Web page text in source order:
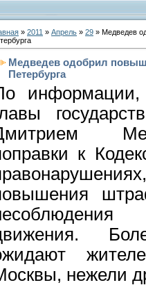
» 2011 » Апрель » 29 » Медведев
Медведев одобрил
Петербурга
информации,
к
нежели